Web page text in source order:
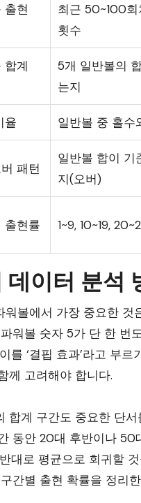
출현
최근 50~100
횟수
합계
5개 일반볼의
는지
율 일반볼 중 홀수
패턴
일반볼 합이 기
지(오버)
출현률 1~9, 10~19,
데이터 분석
워볼에서 가장 중요한 것
워볼 숫자 5가 단 한 번
를 ‘결핍 효과’라고 부
께 고려해야 합니다.
합계 구간도 중요한 단
동안 20대 후반이나 50
대로 평균으로 회귀할
간별 출현 확률을 정리